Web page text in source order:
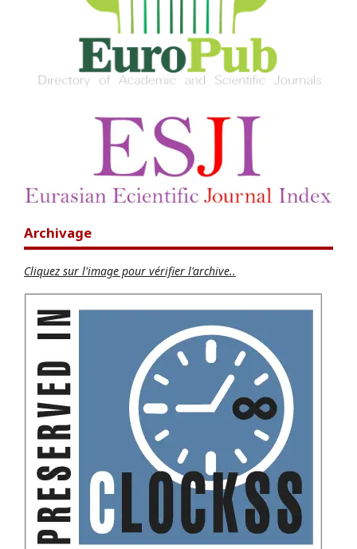
Archivage
Cliquez sur l'image pour vérifier l'archive..